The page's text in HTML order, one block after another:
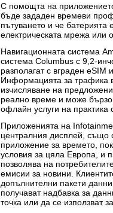
С помощта на
бъде зададен времеви
пътуването и че
електрическата мрежа или
Навигационната система
система Columbus с 9,2-
разполагат с вграден eSIM
Информацията за трафика
изчисляване на
реално време и може
офлайн услуги на практика
Приложенията на
централния дисплей, също
приложение за времето,
условия за цяла Европа, и
позволява на
емисии за новини.
допълнителни пакети
получават надбавка за
точка или да се използват